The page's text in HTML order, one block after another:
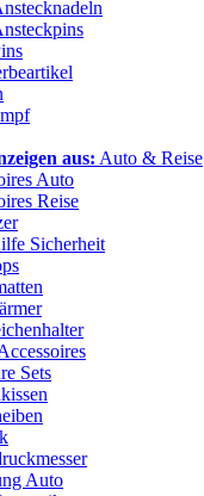
aus: Auto & Reise
Auto
Reise
Sicherheit
Sets
Auto